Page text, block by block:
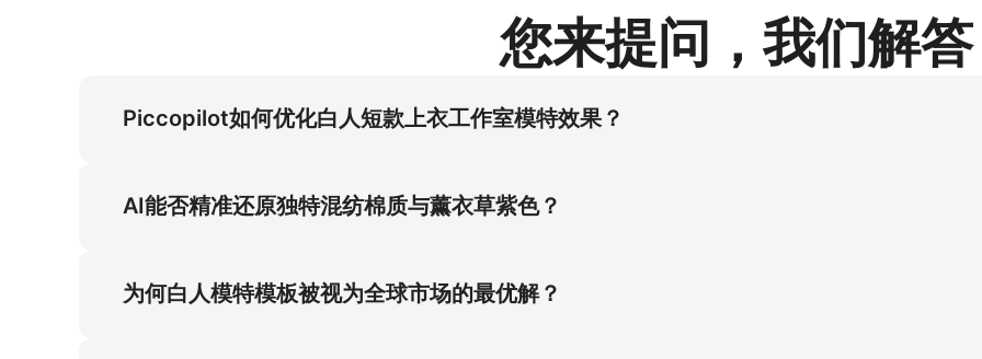
您来提问，我们解答
Piccopilot如何优化白人短款上衣工作室模特效果？
明下的精准还原，满足代发货商需求。
AI能否精准还原独特混纺棉质与薰衣草紫色？
效果。
为何白人模特模板被视为全球市场的最优解？